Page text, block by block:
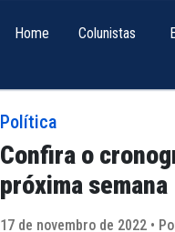
Home Colunistas
Política
Confira o
próxima semana
17 de novembro de 2022 •